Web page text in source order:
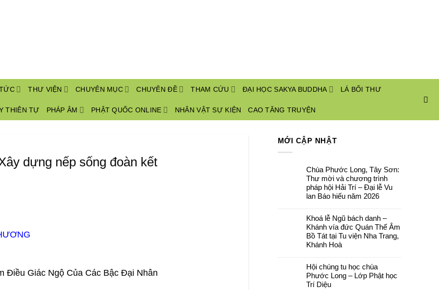
THƯ VIỆN CHUYÊN MỤC CHUYÊN ĐỀ THAM CỨU ĐẠI HỌC SAKYA BUDDHA LÁ BỐI THƯ
THIÊN TỰ PHÁP ÂM PHẬT QUỐC ONLINE NHÂN VẬT SỰ KIỆN CAO TĂNG TRUYỆN
dựng nếp sống đoàn kết
Điều Giác Ngộ Của Các Bậc Đại Nhân
MỚI CẬP NHẬT
Chùa Phước Long, Tây Sơn:
Thư mời và chương trình
pháp hội Hải Trí – Đại lễ Vu
lan Báo hiếu năm 2026
bình
luận
ở
Chùa
Phước
Long,
Thư
mời
và
chương
trình
Khoá lễ Ngũ bách danh –
Khánh vía đức Quán Thế Âm
Bồ Tát tại Tu viện Nha Trang,
Khánh Hoà
bình
luận
ở
Khoá
Hội chúng tu học chùa
Phước Long – Lớp Phật học
Trí Diệu